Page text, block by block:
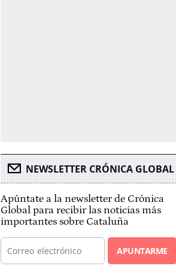
NEWSLETTER CRÓNICA GLOBAL
Apúntate a la newsletter de Crónica
Global para recibir las noticias más
importantes sobre Cataluña
APUNTARME